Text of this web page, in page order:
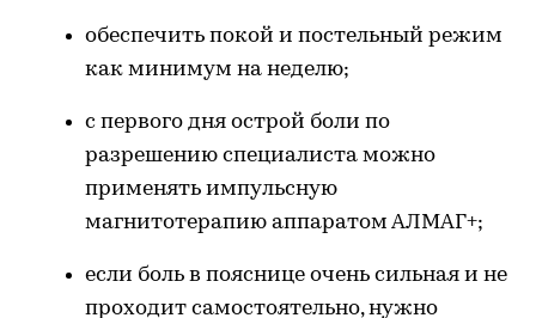
обеспечить покой и постельный режим
как минимум на неделю;
с первого дня острой боли по
разрешению специалиста можно
применять импульсную
магнитотерапию аппаратом АЛМАГ+;
если боль в пояснице очень сильная и не
проходит самостоятельно, нужно